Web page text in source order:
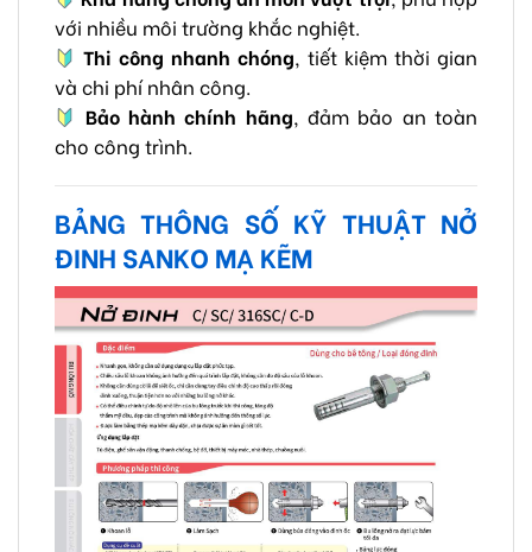
với nhiều môi trường khắc nghiệt.
Thi công nhanh chóng, tiết kiệm thời gian
và chi phí nhân công.
Bảo hành chính hãng, đảm bảo an toàn
cho công trình.
BẢNG THÔNG SỐ KỸ THUẬT NỞ
ĐINH SANKO MẠ KẼM